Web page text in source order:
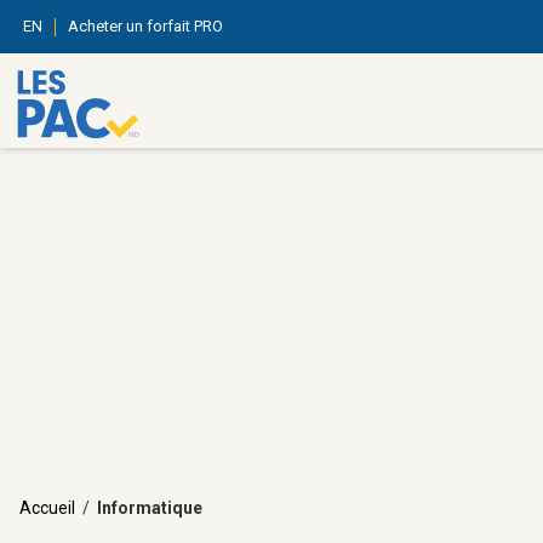
EN Acheter un forfait PRO
Accueil / Informatique